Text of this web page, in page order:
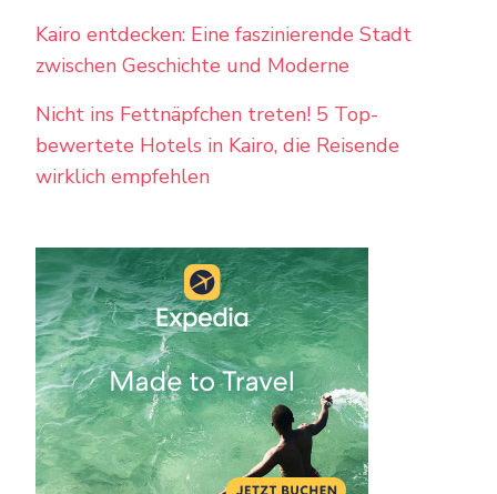
Kairo entdecken: Eine faszinierende Stadt
zwischen Geschichte und Moderne
Nicht ins Fettnäpfchen treten! 5 Top-
bewertete Hotels in Kairo, die Reisende
wirklich empfehlen